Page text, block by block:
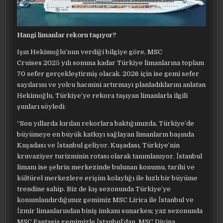
Hangi limanlar rekoru taşıyor?
Işın Hekimoğlu’nun verdiği bilgiye göre, MSC
Cruises 2025 yılı sonuna kadar Türkiye limanlarına toplam
70 sefer gerçekleştirmiş olacak. 2026 için ise gemi sefer
sayılarını ve yolcu hacmini artırmayı planladıklarını anlatan
Hekimoğlu, Türkiye’ye rekora taşıyan limanlarla ilgili
şunları söyledi:
“Son yıllarda kırılan rekorlara baktığımızda, Türkiye’de
büyümeye en büyük katkıyı sağlayan limanların başında
Kuşadası ve İstanbul geliyor. Kuşadası, Türkiye’nin
kruvaziyer turizminin rotası olarak tanımlanıyor. İstanbul
limanı ise şehrin merkezinde bulunan konumu, tarihi ve
kültürel merkezlere erişim kolaylığı ile hızlı bir büyüme
trendine sahip. Biz de kış sezonunda Türkiye’ye
konumlandırdığımız gemimiz MSC Lirica ile İstanbul ve
İzmir limanlarından biniş imkanı sunarken; yaz sezonunda